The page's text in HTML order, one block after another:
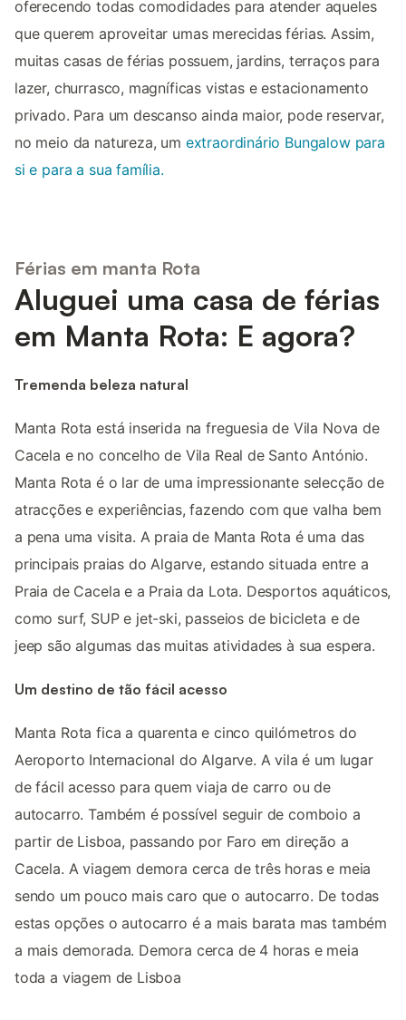
oferecendo todas comodidades para atender aqueles
que querem aproveitar umas merecidas férias. Assim,
muitas casas de férias possuem, jardins, terraços para
lazer, churrasco, magníficas vistas e estacionamento
privado. Para um descanso ainda maior, pode reservar,
no meio da natureza, um extraordinário Bungalow para
si e para a sua família.
Férias em manta Rota
Aluguei uma casa de férias
em Manta Rota: E agora?
Tremenda beleza natural
Manta Rota está inserida na freguesia de Vila Nova de
Cacela e no concelho de Vila Real de Santo António.
Manta Rota é o lar de uma impressionante selecção de
atracções e experiências, fazendo com que valha bem
a pena uma visita. A praia de Manta Rota é uma das
principais praias do Algarve, estando situada entre a
Praia de Cacela e a Praia da Lota. Desportos aquáticos,
como surf, SUP e jet-ski, passeios de bicicleta e de
jeep são algumas das muitas atividades à sua espera.
Um destino de tão fácil acesso
Manta Rota fica a quarenta e cinco quilómetros do
Aeroporto Internacional do Algarve. A vila é um lugar
de fácil acesso para quem viaja de carro ou de
autocarro. Também é possível seguir de comboio a
partir de Lisboa, passando por Faro em direção a
Cacela. A viagem demora cerca de três horas e meia
sendo um pouco mais caro que o autocarro. De todas
estas opções o autocarro é a mais barata mas também
a mais demorada. Demora cerca de 4 horas e meia
toda a viagem de Lisboa